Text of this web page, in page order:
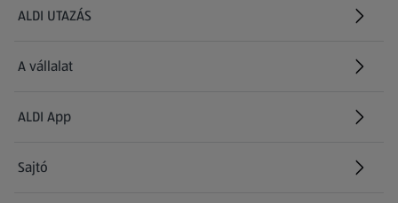
ALDI UTAZÁS
(új oldalon nyílik meg)
A vállalat
ALDI App
Sajtó